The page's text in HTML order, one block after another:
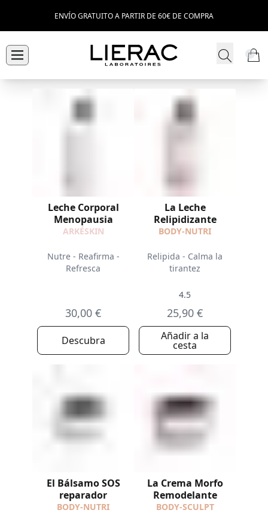
ENVÍO GRATUITO A PARTIR DE 60€ DE COMPRA
Leche Corporal
Menopausia
ARKÉSKIN
Nutre - Reafirma -
Refresca
30,00 €
Descubra
La Leche
Relipidizante
BODY-NUTRI
Relipida - Calma la
tirantez
4.5
25,90 €
Añadir a la
cesta
El Bálsamo SOS
reparador
BODY-NUTRI
La Crema Morfo
Remodelante
BODY-SCULPT